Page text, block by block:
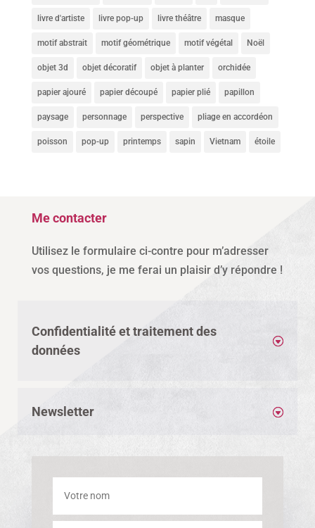
livre d'artiste livre pop-up livre théâtre masque
motif abstrait motif géométrique motif végétal Noël
objet 3d objet décoratif objet à planter orchidée
papier ajouré papier découpé papier plié papillon
paysage personnage perspective pliage en accordéon
poisson pop-up printemps sapin Vietnam étoile
Me contacter
Utilisez le formulaire ci-contre pour m’adresser
vos questions, je me ferai un plaisir d’y répondre !
Confidentialité et traitement des
données
Newsletter